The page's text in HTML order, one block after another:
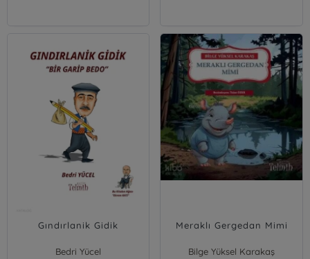
Gındırlanik Gidik
Bedri Yücel
Meraklı Gergedan Mimi
Bilge Yüksel Karakaş